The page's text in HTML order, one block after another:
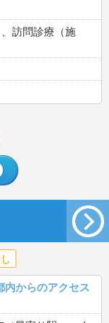
訪問診療（施
内からのアクセス